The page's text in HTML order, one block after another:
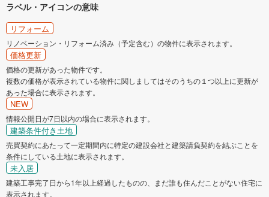
ラベル・アイコンの意味
リフォーム
リノベーション・リフォーム済み（予定含む）の物件に表示されます。
価格更新
価格の更新があった物件です。
複数の価格が表示されている物件に関しましてはそのうちの１つ以上に更新が
あった場合に表示されます。
NEW
情報公開日が7日以内の場合に表示されます。
建築条件付き土地
売買契約にあたって一定期間内に特定の建設会社と建築請負契約を結ぶことを
条件にしている土地に表示されます。
未入居
建築工事完了日から1年以上経過したものの、まだ誰も住んだことがない住宅に
表示されます。